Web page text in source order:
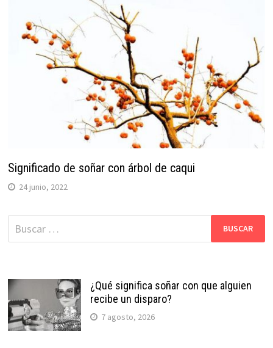
Significado de soñar con árbol de caqui
24 junio, 2022
Buscar:
¿Qué significa soñar con que alguien
recibe un disparo?
7 agosto, 2026